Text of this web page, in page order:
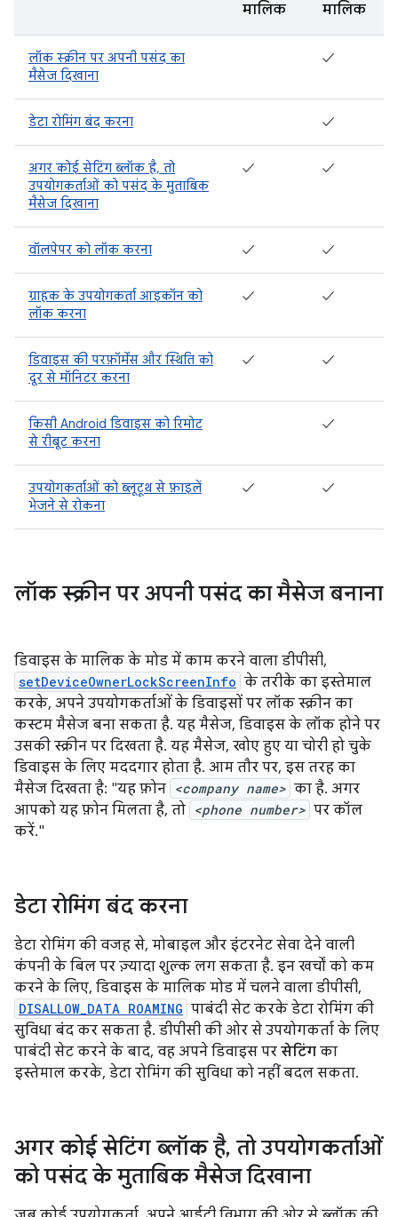
मालिक
मालिक
लॉक स्क्रीन पर अपनी पसंद का
मैसेज दिखाना
✓
डेटा रोमिंग बंद करना ✓
अगर कोई सेटिंग ब्लॉक है, तो
उपयोगकर्ताओं को पसंद के मुताबिक
मैसेज दिखाना
✓ ✓
वॉलपेपर को लॉक करना ✓ ✓
ग्राहक के उपयोगकर्ता आइकॉन को
लॉक करना
✓ ✓
डिवाइस की परफ़ॉर्मेंस और स्थिति को
दूर से मॉनिटर करना
✓ ✓
किसी Android डिवाइस को रिमोट
से रीबूट करना
✓
उपयोगकर्ताओं को ब्लूटूथ से फ़ाइलें
भेजने से रोकना
✓ ✓
लॉक स्क्रीन पर अपनी पसंद का मैसेज बनाना
डिवाइस के मालिक के मोड में काम करने वाला डीपीसी,
setDeviceOwnerLockScreenInfo के तरीके का इस्तेमाल
करके, अपने उपयोगकर्ताओं के डिवाइसों पर लॉक स्क्रीन का
कस्टम मैसेज बना सकता है. यह मैसेज, डिवाइस के लॉक होने पर
उसकी स्क्रीन पर दिखता है. यह मैसेज, खोए हुए या चोरी हो चुके
डिवाइस के लिए मददगार होता है. आम तौर पर, इस तरह का
मैसेज दिखता है: "यह फ़ोन <company name> का है. अगर
आपको यह फ़ोन मिलता है, तो <phone number> पर कॉल
करें."
डेटा रोमिंग बंद करना
डेटा रोमिंग की वजह से, मोबाइल और इंटरनेट सेवा देने वाली
कंपनी के बिल पर ज़्यादा शुल्क लग सकता है. इन खर्चों को कम
करने के लिए, डिवाइस के मालिक मोड में चलने वाला डीपीसी,
DISALLOW_DATA ROAMING पाबंदी सेट करके डेटा रोमिंग की
सुविधा बंद कर सकता है. डीपीसी की ओर से उपयोगकर्ता के लिए
पाबंदी सेट करने के बाद, वह अपने डिवाइस पर सेटिंग का
इस्तेमाल करके, डेटा रोमिंग की सुविधा को नहीं बदल सकता.
अगर कोई सेटिंग ब्लॉक है, तो उपयोगकर्ताओं
को पसंद के मुताबिक मैसेज दिखाना